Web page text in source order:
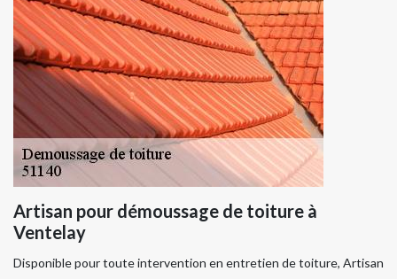
Artisan pour démoussage de toiture à
Ventelay
Disponible pour toute intervention en entretien de toiture, Artisan